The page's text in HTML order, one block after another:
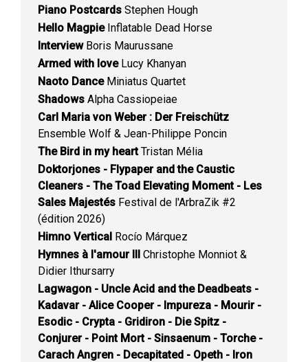
Piano Postcards Stephen Hough
Hello MagpieInflatable Dead Horse
InterviewBoris Maurussane
Armed with loveLucy Khanyan
Naoto DanceMiniatus Quartet
Shadows Alpha Cassiopeiae
Carl Maria von Weber : Der Freischütz
Ensemble Wolf & Jean-Philippe Poncin
The Bird in my heartTristan Mélia
Doktorjones - Flypaper and the Caustic
Cleaners - The Toad Elevating Moment - Les
Sales Majestés Festival de l'ArbraZik #2
(édition 2026)
Himno Vertical Rocío Márquez
Hymnes à l'amour III Christophe Monniot &
Didier Ithursarry
Lagwagon - Uncle Acid and the Deadbeats -
Kadavar - Alice Cooper - Impureza - Mourir -
Esodic - Crypta - Gridiron - Die Spitz -
Conjurer - Point Mort - Sinsaenum - Torche -
Carach Angren - Decapitated - Opeth - Iron